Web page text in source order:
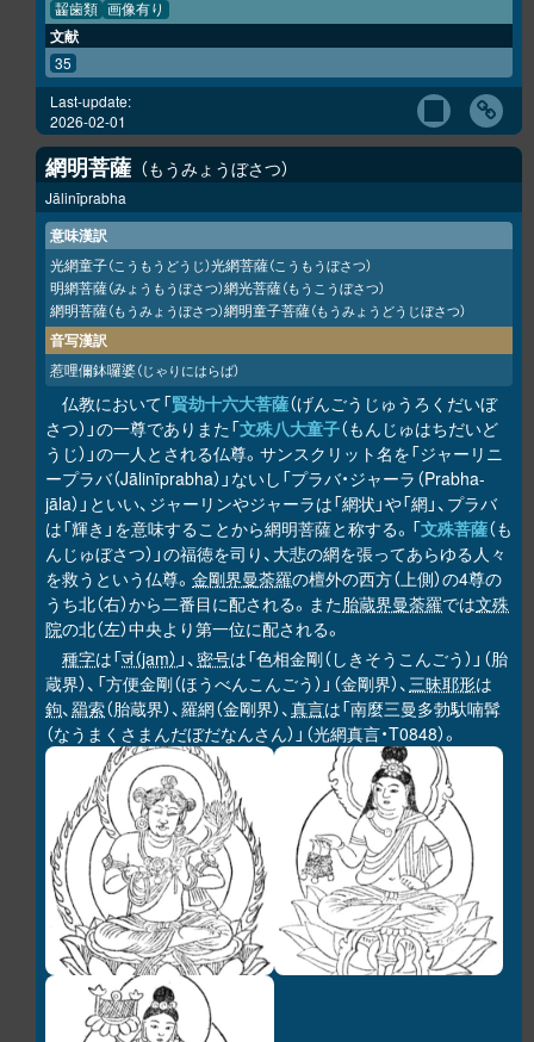
齧歯類 画像有り
文献
35
Last-update:
2026-02-01
網明菩薩 もうみょうぼさつ
Jālinīprabha
意味漢訳
光網童子（こうもうどうじ）光網菩薩（こうもうぼさつ）
明網菩薩（みょうもうぼさつ）網光菩薩（もうこうぼさつ）
網明菩薩（もうみょうぼさつ）網明童子菩薩（もうみょうどうじぼさつ）
音写漢訳
惹哩儞鉢囉婆（じゃりにはらば）
仏教において「賢劫十六大菩薩（げんごうじゅうろくだいぼ
さつ）」の一尊でありまた「文殊八大童子（もんじゅはちだいど
うじ）」の一人とされる仏尊。サンスクリット名を「ジャーリニ
ープラバ（Jālinīprabha）」ないし「プラバ・ジャーラ（Prabha-
jāla）」といい、ジャーリンやジャーラは「網状」や「網」、プラバ
は「輝き」を意味することから網明菩薩と称する。「文殊菩薩（も
んじゅぼさつ）」の福徳を司り、大悲の網を張ってあらゆる人々
を救うという仏尊。 金剛界曼荼羅の檀外の西方（上側）の4尊の
うち北（右）から二番目に配される。また胎蔵界曼荼羅では文殊
院の北（左）中央より第一位に配される。
種字は「जं（jaṃ） 」、 密号は「色相金剛（しきそうこんごう）」（胎
蔵界）、「方便金剛（ほうべんこんごう）」（金剛界）、三昧耶形は
鉤、羂索（胎蔵界）、羅網（金剛界）、真言は「南麼三曼多勃馱喃髯
（なうまくさまんだぼだなんさん）」（光網真言・T0848）。